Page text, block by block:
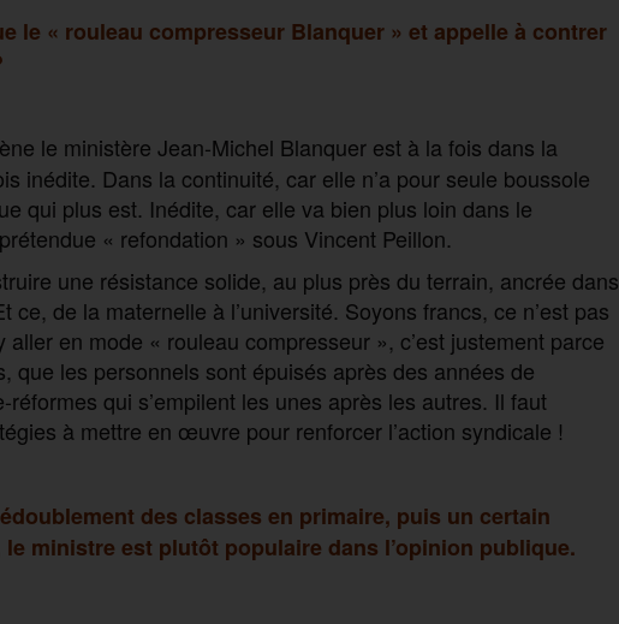
le « rouleau compresseur Blanquer » et appelle à contrer
le ministère Jean-Michel Blanquer est à la fois dans la
inédite. Dans la continuité, car elle n’a pour seule boussole
qui plus est. Inédite, car elle va bien plus loin dans le
« refondation » sous Vincent Peillon.
une résistance solide, au plus près du terrain, ancrée dans
de la maternelle à l’université. Soyons francs, ce n’est pas
en mode « rouleau compresseur », c’est justement parce
que les personnels sont épuisés après des années de
qui s’empilent les unes après les autres. Il faut
à mettre en œuvre pour renforcer l’action syndicale !
des classes en primaire, puis un certain
ministre est plutôt populaire dans l’opinion publique.